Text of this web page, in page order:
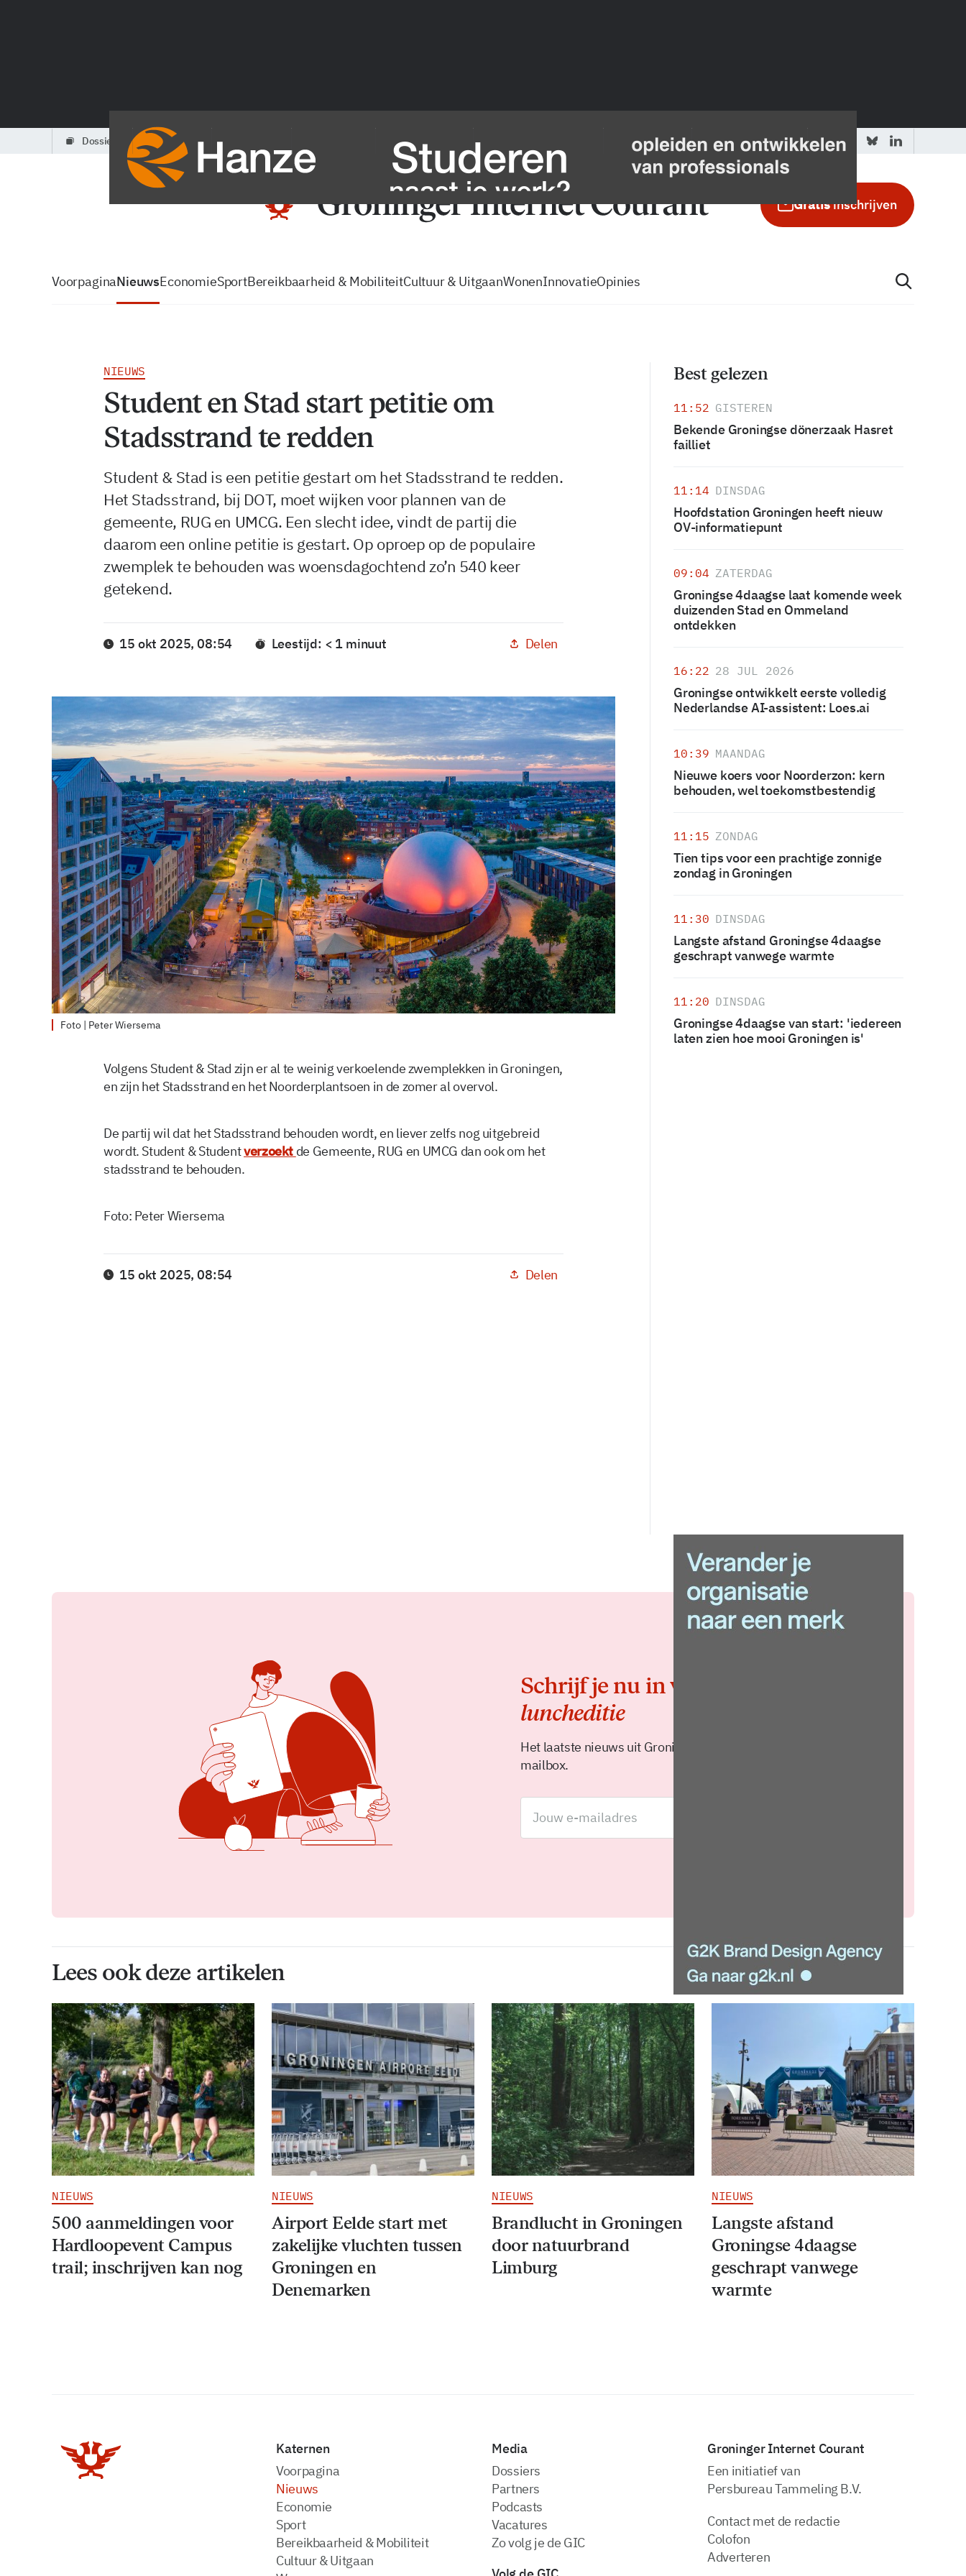
dossiers partners zo volg je de GIC Tip de redactie Adverteren in de GIC
Gratisinschrijven
VoorpaginaNieuwsEconomieSportBereikbaarheid & MobiliteitCultuur & UitgaanWonenInnovatieOpinies
NIEUWS
Student en Stad start petitie om
Stadsstrand te redden
Student & Stad is een petitie gestart om het Stadsstrand te redden.
Het Stadsstrand, bij DOT, moet wijken voor plannen van de
gemeente, RUG en UMCG. Een slecht idee, vindt de partij die
daarom een online petitie is gestart. Op oproep op de populaire
zwemplek te behouden was woensdagochtend zo’n 540 keer
getekend.
15 okt 2025, 08:54 Leestijd: < 1 minuut Delen
Foto | Peter Wiersema
Volgens Student & Stad zijn er al te weinig verkoelende zwemplekken in Groningen,
en zijn het Stadsstrand en het Noorderplantsoen in de zomer al overvol.
De partij wil dat het Stadsstrand behouden wordt, en liever zelfs nog uitgebreid
wordt. Student & Studentverzoekt de Gemeente, RUG en UMCG dan ook om het
stadsstrand te behouden.
Foto: Peter Wiersema
15 okt 2025, 08:54 Delen
Best gelezen
11:52 GISTEREN
Bekende Groningse dönerzaak Hasret
failliet
11:14 DINSDAG
Hoofdstation Groningen heeft nieuw
OV-informatiepunt
09:04 ZATERDAG
Groningse 4daagse laat komende week
duizenden Stad en Ommeland
ontdekken
16:22 28 JUL 2026
Groningse ontwikkelt eerste volledig
Nederlandse AI-assistent: Loes.ai
10:39 MAANDAG
Nieuwe koers voor Noorderzon: kern
behouden, wel toekomstbestendig
11:15 ZONDAG
Tien tips voor een prachtige zonnige
zondag in Groningen
11:30 DINSDAG
Langste afstand Groningse 4daagse
geschrapt vanwege warmte
11:20 DINSDAG
Groningse 4daagse van start: 'iedereen
laten zien hoe mooi Groningen is'
Schrijf je nu in voor de
luncheditie
Het laatste nieuws uit Groningen elke middag in je
mailbox.
Lees ook deze artikelen
NIEUWS
500 aanmeldingen voor
Hardloopevent Campus
trail; inschrijven kan nog
NIEUWS
Airport Eelde start met
zakelijke vluchten tussen
Groningen en
Denemarken
NIEUWS
Brandlucht in Groningen
door natuurbrand
Limburg
NIEUWS
Langste afstand
Groningse 4daagse
geschrapt vanwege
warmte
Katernen
Voorpagina
Nieuws
Economie
Sport
Bereikbaarheid & Mobiliteit
Cultuur & Uitgaan
Media
dossiers
partners
podcasts
vacatures
zo volg je de GIC
Groninger Internet Courant
Een initiatief van
Persbureau Tammeling B.V.
Contact met de redactie
Colofon
Adverteren